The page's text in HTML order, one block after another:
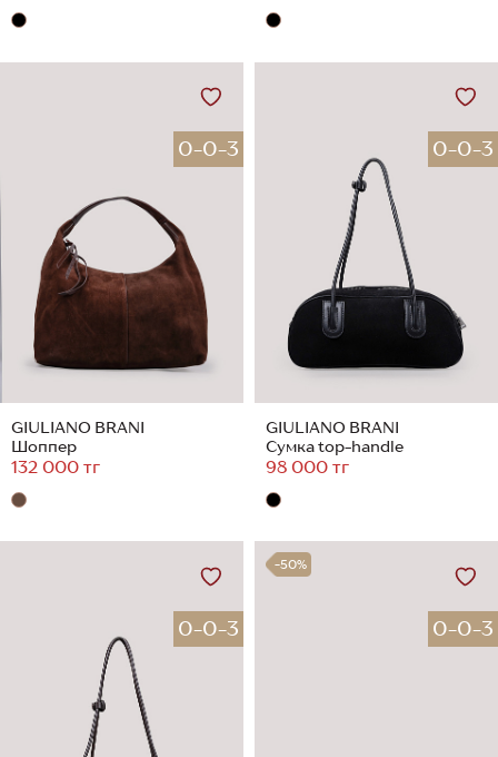
0-0-3
GIULIANO BRANI
Шоппер
132 000 тг
0-0-3
GIULIANO BRANI
Сумка top-handle
98 000 тг
0-0-3
-50%
0-0-3